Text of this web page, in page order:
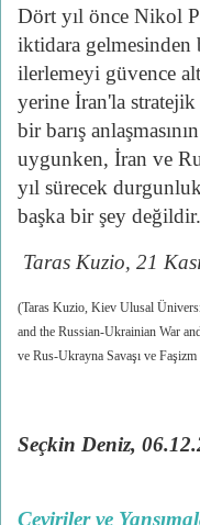
Dört yıl önce Nikol
iktidara gelmesinden
ilerlemeyi güvence
yerine İran'la
bir barış
uygunken, İran ve
yıl sürecek
başka bir şey değildir.
Taras Kuzio, 21
(Taras Kuzio, Kiev Ulusal
and the Russian-Ukrainian War
ve Rus-Ukrayna Savaşı ve Faşizm
Seçkin Deniz, 06.12
Çeviriler ve